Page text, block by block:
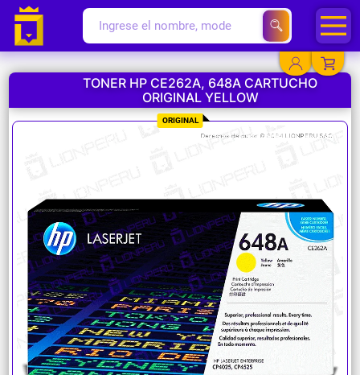
YA EXISTO
SOY NUEVO
TONER HP CE262A, 648A CARTUCHO
ORIGINAL YELLOW
ORIGINAL